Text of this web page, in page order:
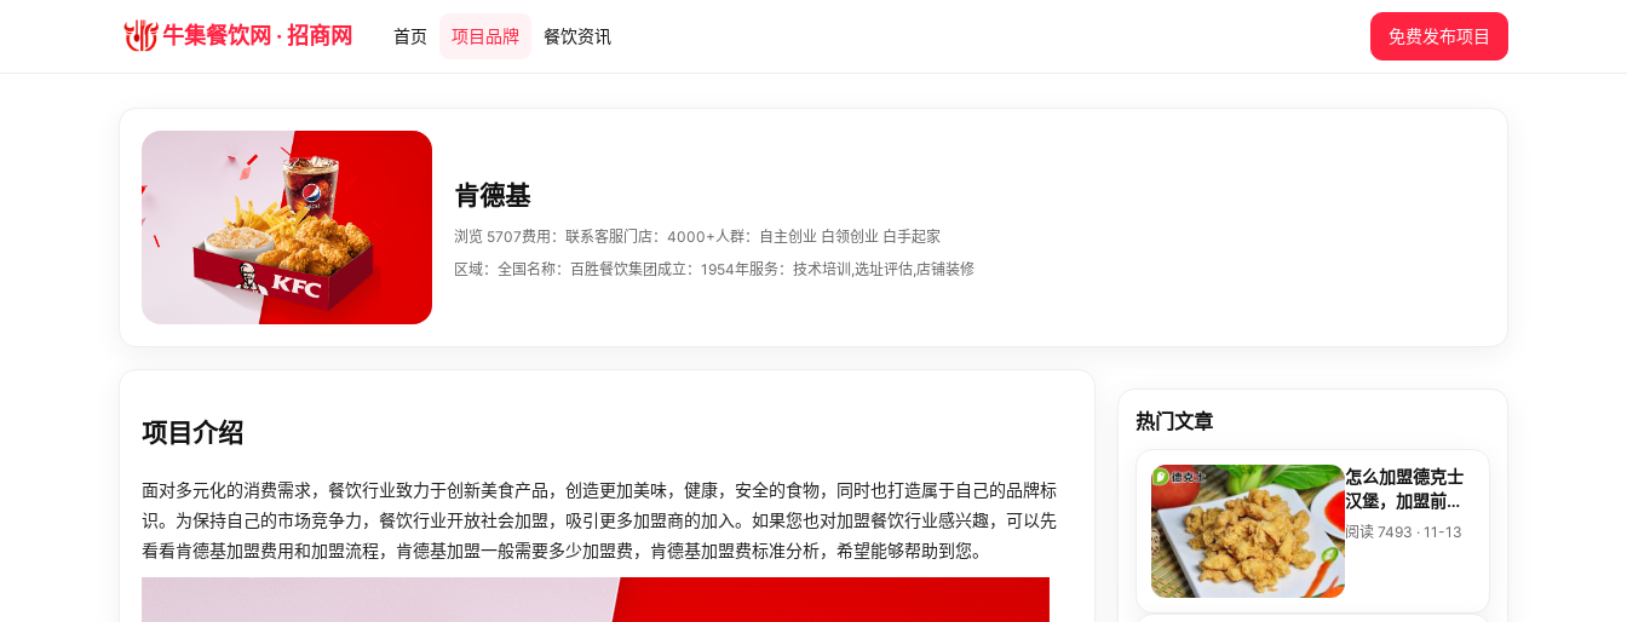
牛集餐饮网 · 招商网 首页 项目品牌 餐饮资讯 免费发布项目
肯德基
浏览 5707费用：联系客服门店：4000+人群：自主创业 白领创业 白手起家
区域：全国名称：百胜餐饮集团成立：1954年服务：技术培训,选址评估,店铺装修
项目介绍
面对多元化的消费需求，餐饮行业致力于创新美食产品，创造更加美味，健康，安全的食物，同时也打造属于自己的品牌标
识。为保持自己的市场竞争力，餐饮行业开放社会加盟，吸引更多加盟商的加入。如果您也对加盟餐饮行业感兴趣，可以先
看看肯德基加盟费用和加盟流程，肯德基加盟一般需要多少加盟费，肯德基加盟费标准分析，希望能够帮助到您。
热门文章
怎么加盟德克士
汉堡，加盟前景
好
阅读 7493 · 11-13